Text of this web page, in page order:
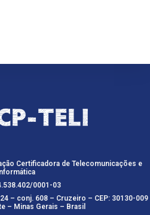
Certificadora de Telecomunicações e
Informática
0001-03
– conj. 608 – Cruzeiro – CEP: 30130-009
– Minas Gerais – Brasil